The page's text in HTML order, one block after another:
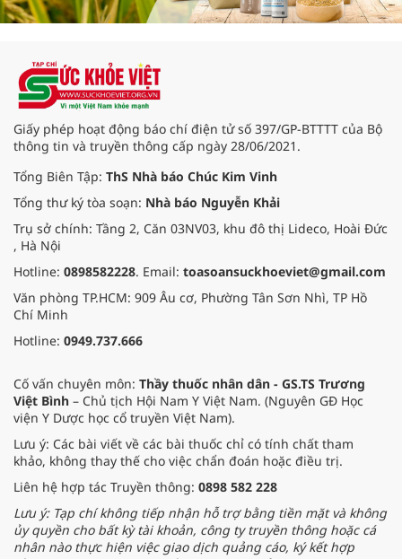
Giấy phép hoạt động báo chí điện tử số 397/GP-BTTTT của Bộ
thông tin và truyền thông cấp ngày 28/06/2021.
Tổng Biên Tập: ThS Nhà báo Chúc Kim Vinh
Tổng thư ký tòa soạn: Nhà báo Nguyễn Khải
Trụ sở chính: Tầng 2, Căn 03NV03, khu đô thị Lideco, Hoài Đức
, Hà Nội
Hotline: 0898582228. Email: toasoansuckhoeviet@gmail.com
Văn phòng TP.HCM: 909 Âu cơ, Phường Tân Sơn Nhì, TP Hồ
Chí Minh
Hotline: 0949.737.666
Cố vấn chuyên môn: Thầy thuốc nhân dân - GS.TS Trương
Việt Bình – Chủ tịch Hội Nam Y Việt Nam. (Nguyên GĐ Học
viện Y Dược học cổ truyền Việt Nam).
Lưu ý: Các bài viết về các bài thuốc chỉ có tính chất tham
khảo, không thay thế cho việc chẩn đoán hoặc điều trị.
Liên hệ hợp tác Truyền thông: 0898 582 228
Lưu ý: Tạp chí không tiếp nhận hỗ trợ bằng tiền mặt và không
ủy quyền cho bất kỳ tài khoản, công ty truyền thông hoặc cá
nhân nào thực hiện việc giao dịch quảng cáo, ký kết hợp